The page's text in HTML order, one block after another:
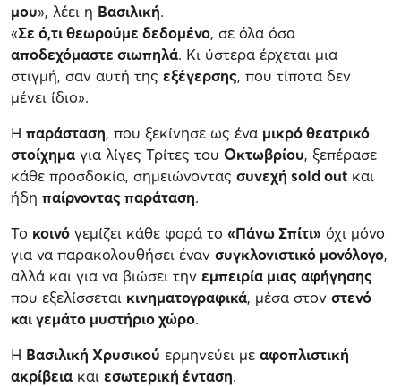
μου», λέει η Βασιλική.
«Σε ό,τι θεωρούμε δεδομένο, σε όλα όσα
αποδεχόμαστε σιωπηλά. Κι ύστερα έρχεται μια
στιγμή, σαν αυτή της εξέγερσης, που τίποτα δεν
μένει ίδιο».
Η παράσταση, που ξεκίνησε ως ένα μικρό θεατρικό
στοίχημα για λίγες Τρίτες του Οκτωβρίου, ξεπέρασε
κάθε προσδοκία, σημειώνοντας συνεχή sold out και
ήδη παίρνοντας παράταση.
Το κοινό γεμίζει κάθε φορά το «Πάνω Σπίτι» όχι μόνο
για να παρακολουθήσει έναν συγκλονιστικό μονόλογο,
αλλά και για να βιώσει την εμπειρία μιας αφήγησης
που εξελίσσεται κινηματογραφικά, μέσα στον στενό
και γεμάτο μυστήριο χώρο.
Η Βασιλική Χρυσικού ερμηνεύει με αφοπλιστική
ακρίβεια και εσωτερική ένταση.